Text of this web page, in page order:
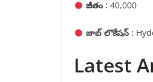
జీతం : 40,000
జాబ్ లొకేషన్ :
Latest